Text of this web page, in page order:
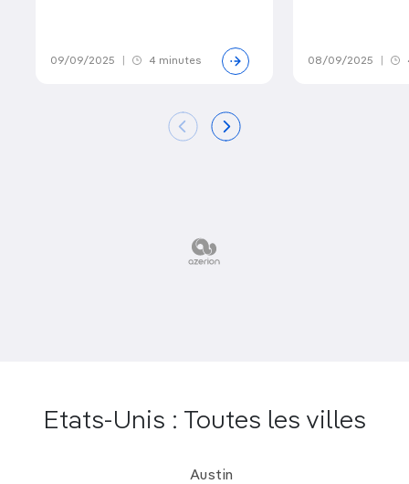
09/09/2025 4 minutes 08/09/2025
Etats-Unis : Toutes les villes
Austin